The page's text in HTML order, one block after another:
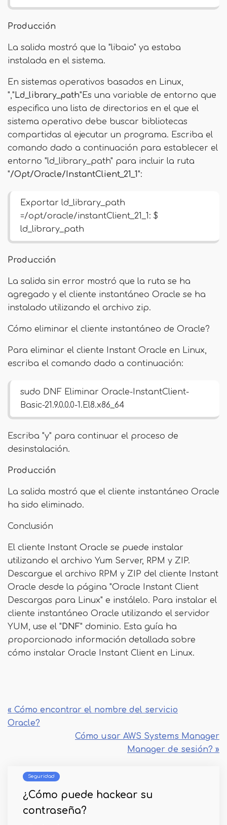
Producción
La salida mostró que la "libaio" ya estaba
instalada en el sistema.
En sistemas operativos basados ​​en Linux,
","Ld_library_path"Es una variable de entorno que
especifica una lista de directorios en el que el
sistema operativo debe buscar bibliotecas
compartidas al ejecutar un programa. Escriba el
comando dado a continuación para establecer el
entorno "ld_library_path" para incluir la ruta
"/Opt/Oracle/InstantClient_21_1":
Exportar ld_library_path
=/opt/oracle/instantClient_21_1: $
ld_library_path
Producción
La salida sin error mostró que la ruta se ha
agregado y el cliente instantáneo Oracle se ha
instalado utilizando el archivo zip.
Cómo eliminar el cliente instantáneo de Oracle?
Para eliminar el cliente Instant Oracle en Linux,
escriba el comando dado a continuación:
sudo DNF Eliminar Oracle-InstantClient-
Basic-21.9.0.0.0-1.El8.x86_64
Escriba "y" para continuar el proceso de
desinstalación.
Producción
La salida mostró que el cliente instantáneo Oracle
ha sido eliminado.
Conclusión
El cliente Instant Oracle se puede instalar
utilizando el archivo Yum Server, RPM y ZIP.
Descargue el archivo RPM y ZIP del cliente Instant
Oracle desde la página "Oracle Instant Client
Descargas para Linux" e instálelo. Para instalar el
cliente instantáneo Oracle utilizando el servidor
YUM, use el "DNF" dominio. Esta guía ha
proporcionado información detallada sobre
cómo instalar Oracle Instant Client en Linux.
« Cómo encontrar el nombre del servicio
Oracle?
Cómo usar AWS Systems Manager
Manager de sesión? »
Seguridad
¿Cómo puede hackear su
contraseña?